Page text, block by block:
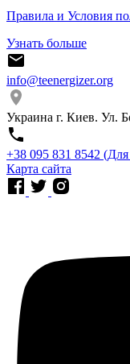
Правила и Условия
Узнать больше
info@teenergizer.org
Украина г. Киев. Ул.
⁨+38 095 831 8542⁩
Карта сайта